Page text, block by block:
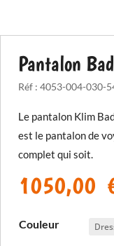
Pantalon
Réf : 4053-004-030-
Le pantalon Klim
est le pantalon de
complet qui soit.
1050,00
Couleur